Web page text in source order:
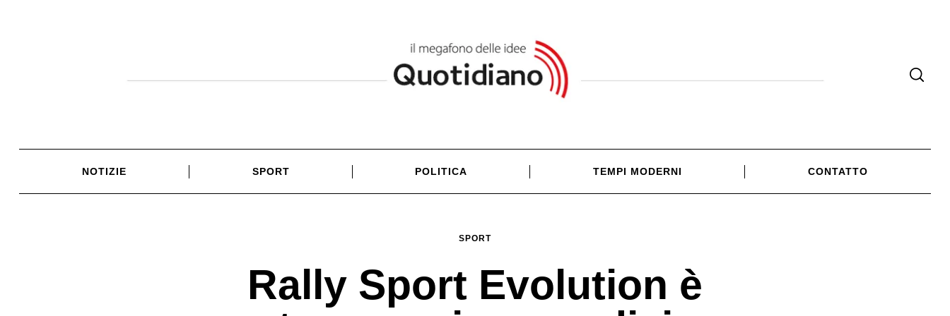
NOTIZIE SPORT POLITICA TEMPI MODERNI CONTATTO
SPORT
Rally Sport Evolution è